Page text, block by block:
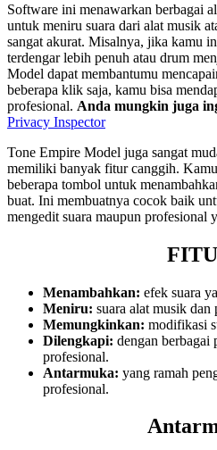
Software ini menawarkan berbagai
untuk meniru suara dari alat musik
sangat akurat. Misalnya, jika kamu
terdengar lebih penuh atau drum
Model dapat membantumu
beberapa klik saja, kamu bisa
profesional. Anda mungkin juga
Privacy Inspector
Tone Empire Model juga sangat
memiliki banyak fitur canggih.
beberapa tombol untuk
buat. Ini membuatnya cocok baik
mengedit suara maupun profesional
Menambahkan: efek suara
Meniru: suara alat musik dan
Memungkinkan: modifikasi
Dilengkapi: dengan berbagai
profesional.
Antarmuka: yang ramah
profesional.